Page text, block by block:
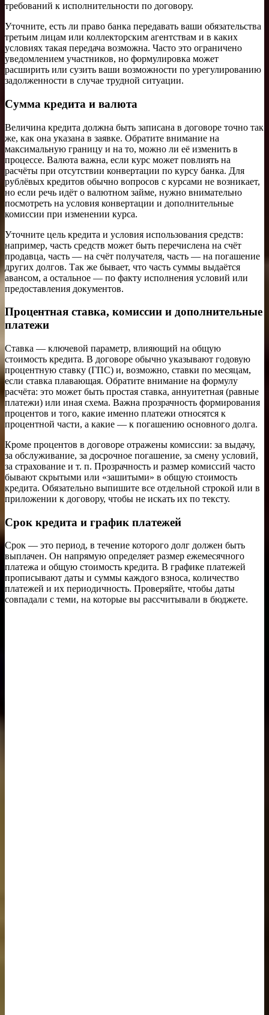
требований к исполнительности по договору.
Уточните, есть ли право банка передавать ваши обязательства
третьим лицам или коллекторским агентствам и в каких
условиях такая передача возможна. Часто это ограничено
уведомлением участников, но формулировка может
расширить или сузить ваши возможности по урегулированию
задолженности в случае трудной ситуации.
Сумма кредита и валюта
Величина кредита должна быть записана в договоре точно так
же, как она указана в заявке. Обратите внимание на
максимальную границу и на то, можно ли её изменить в
процессе. Валюта важна, если курс может повлиять на
расчёты при отсутствии конвертации по курсу банка. Для
рублёвых кредитов обычно вопросов с курсами не возникает,
но если речь идёт о валютном займе, нужно внимательно
посмотреть на условия конвертации и дополнительные
комиссии при изменении курса.
Уточните цель кредита и условия использования средств:
например, часть средств может быть перечислена на счёт
продавца, часть — на счёт получателя, часть — на погашение
других долгов. Так же бывает, что часть суммы выдаётся
авансом, а остальное — по факту исполнения условий или
предоставления документов.
Процентная ставка, комиссии и дополнительные
платежи
Ставка — ключевой параметр, влияющий на общую
стоимость кредита. В договоре обычно указывают годовую
процентную ставку (ГПС) и, возможно, ставки по месяцам,
если ставка плавающая. Обратите внимание на формулу
расчёта: это может быть простая ставка, аннуитетная (равные
платежи) или иная схема. Важна прозрачность формирования
процентов и того, какие именно платежи относятся к
процентной части, а какие — к погашению основного долга.
Кроме процентов в договоре отражены комиссии: за выдачу,
за обслуживание, за досрочное погашение, за смену условий,
за страхование и т. п. Прозрачность и размер комиссий часто
бывают скрытыми или «зашитыми» в общую стоимость
кредита. Обязательно выпишите все отдельной строкой или в
приложении к договору, чтобы не искать их по тексту.
Срок кредита и график платежей
Срок — это период, в течение которого долг должен быть
выплачен. Он напрямую определяет размер ежемесячного
платежа и общую стоимость кредита. В графике платежей
прописывают даты и суммы каждого взноса, количество
платежей и их периодичность. Проверяйте, чтобы даты
совпадали с теми, на которые вы рассчитывали в бюджете.